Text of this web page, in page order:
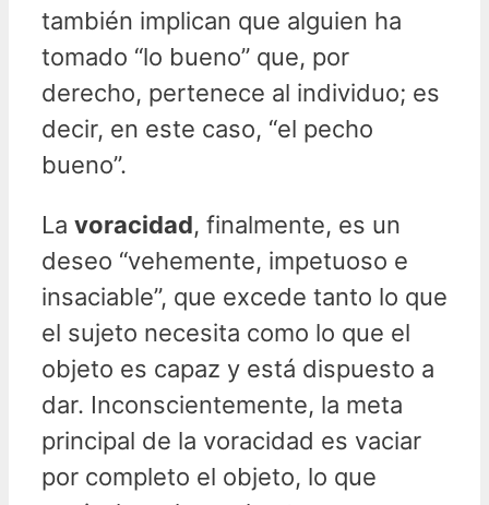
también implican que alguien ha
tomado “lo bueno” que, por
derecho, pertenece al individuo; es
decir, en este caso, “el pecho
bueno”.
La voracidad, finalmente, es un
deseo “vehemente, impetuoso e
insaciable”, que excede tanto lo que
el sujeto necesita como lo que el
objeto es capaz y está dispuesto a
dar. Inconscientemente, la meta
principal de la voracidad es vaciar
por completo el objeto, lo que